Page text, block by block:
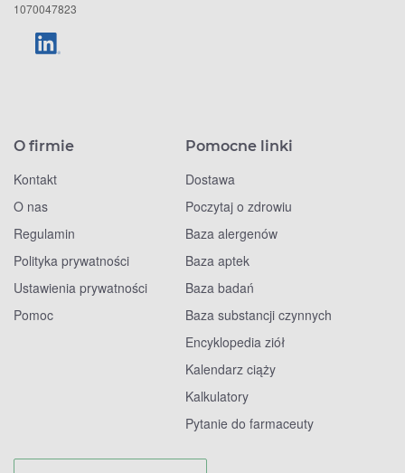
1070047823
O firmie
Kontakt
O nas
Regulamin
Polityka prywatności
Ustawienia prywatności
Pomoc
Pomocne linki
Dostawa
Poczytaj o zdrowiu
Baza alergenów
Baza aptek
Baza badań
Baza substancji czynnych
Encyklopedia ziół
Kalendarz ciąży
Kalkulatory
Pytanie do farmaceuty